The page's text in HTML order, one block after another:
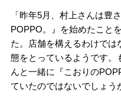
「昨年5月、村上さんは豊
POPPO。』を始めたこと
た。店舗を構えるわけで
態をとっているようです。
んと一緒に『こおりの
ていたのではないでしょう